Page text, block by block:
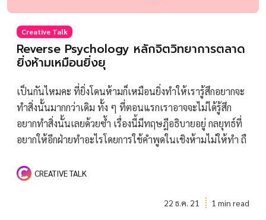
Creative Talk
Reverse Psychology หลักจิตวิทยาการตลาด
ยิ่งห้ามเหมือนยิ่งยุ
เป็นกันไหมคะ ที่ยิ่งโดนห้ามก็เหมือนยิ่งทำให้เรารู้สึกอยากจะ
ทำสิ่งนั้นมากกว่าเดิม ทั้ง ๆ ที่ตอนแรกเราอาจจะไม่ได้รู้สึก
อยากทำสิ่งนั้นเลยด้วยซ้ำ เรื่องนี้มีทฤษฎีอธิบายอยู่ กลยุทธ์ที่
อยากให้อีกฝ่ายทำอะไรโดยการใช้คำพูดในเชิงห้ามไม่ให้ทำ ถื
CREATIVE TALK
22 ธ.ค. 21 1 min read